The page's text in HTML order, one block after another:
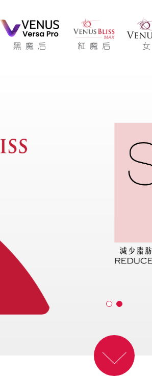
黑魔后 紅魔后